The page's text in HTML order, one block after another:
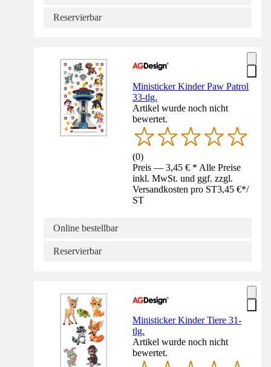
Reservierbar
Ministicker Kinder Paw Patrol
33-tlg.
Artikel wurde noch nicht
bewertet.
(0)
Preis — 3,45 € * Alle Preise
inkl. MwSt. und ggf. zzgl.
Versandkosten pro ST3,45 €*/
ST
Online bestellbar
Reservierbar
Ministicker Kinder Tiere 31-
tlg.
Artikel wurde noch nicht
bewertet.